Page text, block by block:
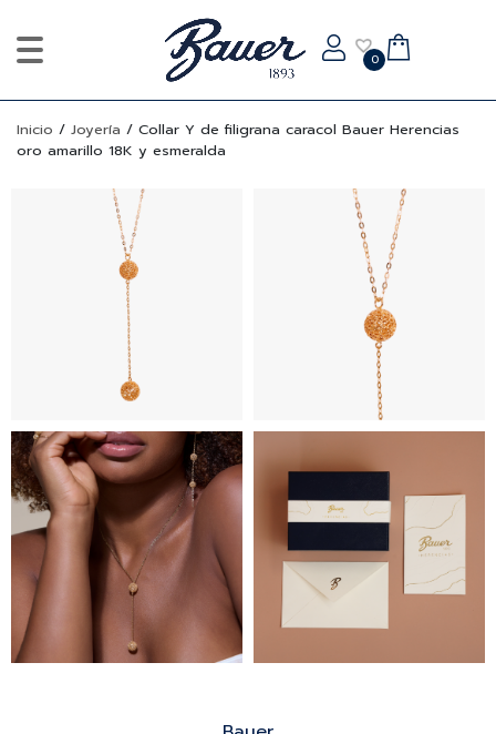
0
Inicio / Joyería / Collar Y de filigrana caracol Bauer Herencias
oro amarillo 18K y esmeralda